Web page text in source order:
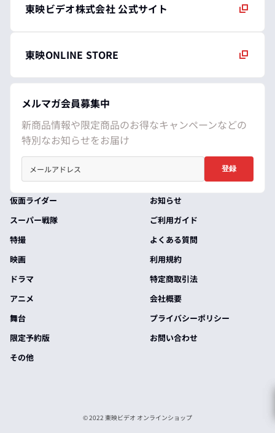
東映ビデオ株式会社 公式サイト
東映ONLINE STORE
メルマガ会員募集中
新商品情報や限定商品のお得なキャンペーンなどの
特別なお知らせをお届け
登録
仮面ライダー
スーパー戦隊
特撮
映画
ドラマ
アニメ
舞台
限定予約版
その他
お知らせ
ご利用ガイド
よくある質問
利用規約
特定商取引法
会社概要
プライバシーポリシー
お問い合わせ
© 2022 東映ビデオ オンラインショップ